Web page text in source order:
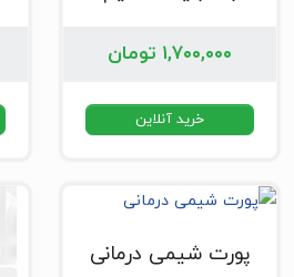
۱,۷۰۰,۰۰۰ تومان
خرید آنلاین
پورت شیمی درمانی